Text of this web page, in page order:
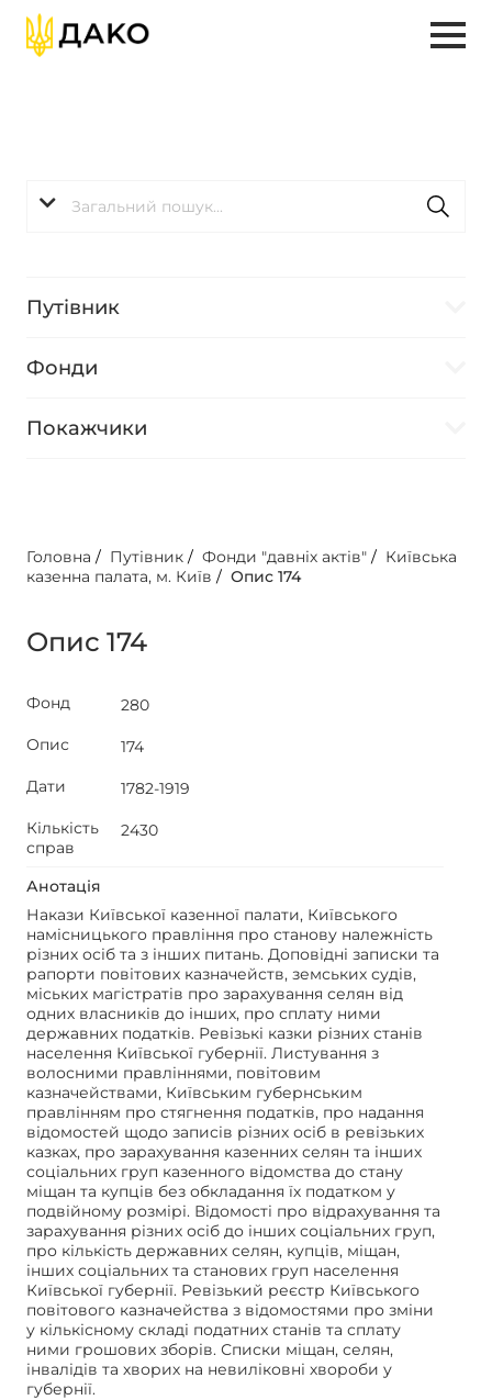
Путівник
Фонди
Покажчики
Головна / Путівник / Фонди "давніх актів" / Київська
казенна палата, м. Київ / Опис 174
Опис 174
Фонд
280
Опис
174
Дати
1782-1919
Кількість
справ
2430
Анотація
Накази Київської казенної палати, Київського
намісницького правління про станову належність
різних осіб та з інших питань. Доповідні записки та
рапорти повітових казначейств, земських судів,
міських магістратів про зарахування селян від
одних власників до інших, про сплату ними
державних податків. Ревізькі казки різних станів
населення Київської губернії. Листування з
волосними правліннями, повітовим
казначействами, Київським губернським
правлінням про стягнення податків, про надання
відомостей щодо записів різних осіб в ревізьких
казках, про зарахування казенних селян та інших
соціальних груп казенного відомства до стану
міщан та купців без обкладання їх податком у
подвійному розмірі. Відомості про відрахування та
зарахування різних осіб до інших соціальних груп,
про кількість державних селян, купців, міщан,
інших соціальних та станових груп населення
Київської губернії. Ревізький реєстр Київського
повітового казначейства з відомостями про зміни
у кількісному складі податних станів та сплату
ними грошових зборів. Списки міщан, селян,
інвалідів та хворих на невиліковні хвороби у
губернії.